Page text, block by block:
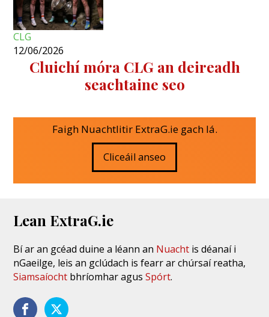
CLG
12/06/2026
Cluichí móra CLG an deireadh
seachtaine seo
Faigh Nuachtlitir ExtraG.ie gach lá.
Cliceáil anseo
Lean ExtraG.ie
Bí ar an gcéad duine a léann an Nuacht is déanaí i
nGaeilge, leis an gclúdach is fearr ar chúrsaí reatha,
Siamsaíocht bhríomhar agusSpórt.